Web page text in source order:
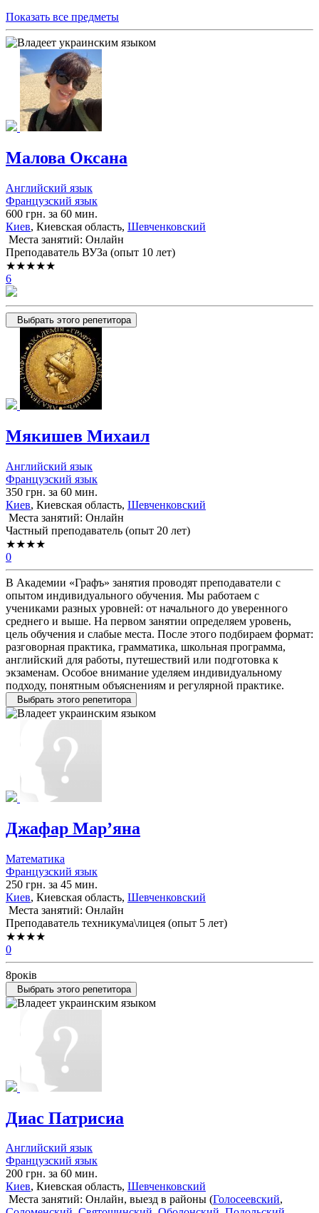
Показать все предметы
Малова Оксана
Английский язык
Французский язык
600 грн. за 60 мин.
Киев, Киевская область, Шевченковский
Места занятий: Онлайн
Преподаватель ВУЗа (опыт 10 лет)
★★★★★
6
Выбрать этого репетитора
Мякишев Михаил
Английский язык
Французский язык
350 грн. за 60 мин.
Киев, Киевская область, Шевченковский
Места занятий: Онлайн
Частный преподаватель (опыт 20 лет)
★★★★
0
В Академии «Графъ» занятия проводят преподаватели с
опытом индивидуального обучения. Мы работаем с
учениками разных уровней: от начального до уверенного
среднего и выше. На первом занятии определяем уровень,
цель обучения и слабые места. После этого подбираем формат:
разговорная практика, грамматика, школьная программа,
английский для работы, путешествий или подготовка к
экзаменам. Особое внимание уделяем индивидуальному
подходу, понятным объяснениям и регулярной практике.
Выбрать этого репетитора
Джафар Мар’яна
Математика
Французский язык
250 грн. за 45 мин.
Киев, Киевская область, Шевченковский
Места занятий: Онлайн
Преподаватель техникума\лицея (опыт 5 лет)
★★★★
0
8років
Выбрать этого репетитора
Диас Патрисиа
Английский язык
Французский язык
200 грн. за 60 мин.
Киев, Киевская область, Шевченковский
Места занятий: Онлайн, выезд в районы (Голосеевский,